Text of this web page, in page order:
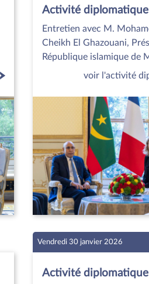
Activité diplomatique
Entretien avec M.
Cheikh El Ghazouani,
République islamique de
voir l'activité
Vendredi 30 janvier 2026
Activité diplomatique